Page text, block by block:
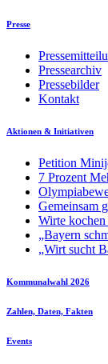
Presse
Pressearchiv
Pressebilder
Kontakt
Aktionen & Initiativen
Petition
7 Prozent
Gemeinsam
Wirte
„Bayern
„Wirt sucht
Kommunalwahl 2026
Zahlen, Daten, Fakten
Events